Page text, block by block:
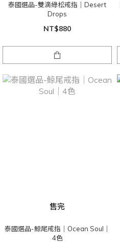
泰國選品-雙滴綠松戒指｜Desert
Drops
NT$880
售完
泰國選品-鯨尾戒指｜Ocean Soul｜
4色